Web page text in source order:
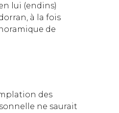
lui (endins)
à la fois
de
des
ne saurait